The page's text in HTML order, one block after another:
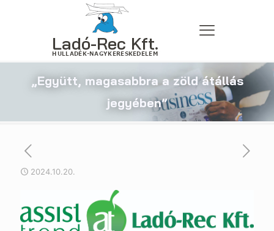
„Együtt, magasabbra a zöld átállás
jegyében”
2024.10.20.